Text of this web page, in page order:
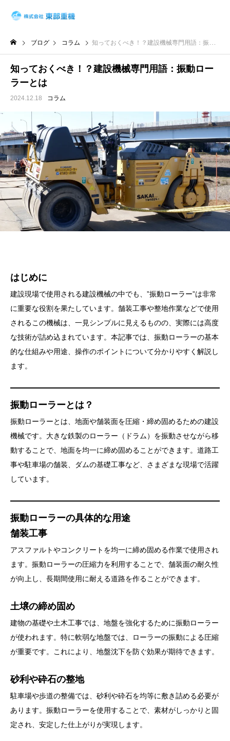
ブログ コラム 知っておくべき！？建設機械専門用語：振動ローラーとは
知っておくべき！？建設機械専門用語：振動ロー
ラーとは
2024.12.18 コラム
はじめに
建設現場で使用される建設機械の中でも、”振動ローラー”は非常
に重要な役割を果たしています。舗装工事や整地作業などで使用
されるこの機械は、一見シンプルに見えるものの、実際には高度
な技術が詰め込まれています。本記事では、振動ローラーの基本
的な仕組みや用途、操作のポイントについて分かりやすく解説し
ます。
振動ローラーとは？
振動ローラーとは、地面や舗装面を圧縮・締め固めるための建設
機械です。大きな鉄製のローラー（ドラム）を振動させながら移
動することで、地面を均一に締め固めることができます。道路工
事や駐車場の舗装、ダムの基礎工事など、さまざまな現場で活躍
しています。
振動ローラーの具体的な用途
舗装工事
アスファルトやコンクリートを均一に締め固める作業で使用され
ます。振動ローラーの圧縮力を利用することで、舗装面の耐久性
が向上し、長期間使用に耐える道路を作ることができます。
土壌の締め固め
建物の基礎や土木工事では、地盤を強化するために振動ローラー
が使われます。特に軟弱な地盤では、ローラーの振動による圧縮
が重要です。これにより、地盤沈下を防ぐ効果が期待できます。
砂利や砕石の整地
駐車場や歩道の整備では、砂利や砕石を均等に敷き詰める必要が
あります。振動ローラーを使用することで、素材がしっかりと固
定され、安定した仕上がりが実現します。